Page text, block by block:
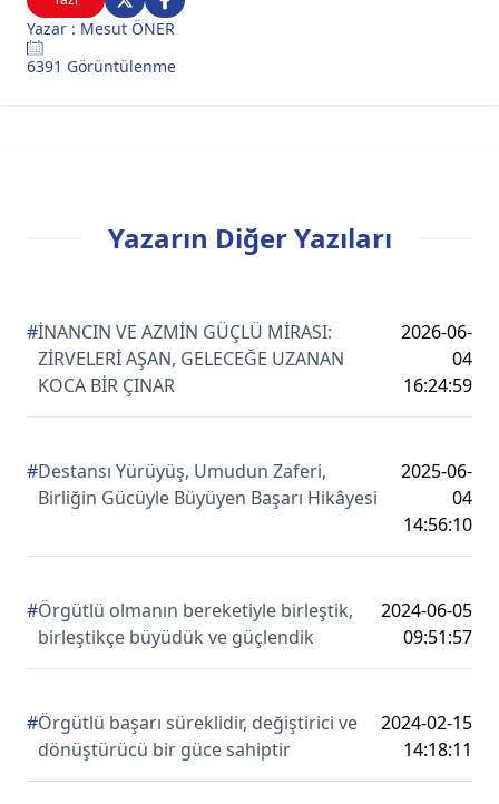
Yazar : Mesut ÖNER
6391 Görüntülenme
Yazarın Diğer Yazıları
#İNANCIN VE AZMİN GÜÇLÜ MİRASI:
ZİRVELERİ AŞAN, GELECEĞE UZANAN
KOCA BİR ÇINAR
2026-06-
04
16:24:59
#Destansı Yürüyüş, Umudun Zaferi,
Birliğin Gücüyle Büyüyen Başarı Hikâyesi
2025-06-
04
14:56:10
#Örgütlü olmanın bereketiyle birleştik,
birleştikçe büyüdük ve güçlendik
2024-06-05
09:51:57
#Örgütlü başarı süreklidir, değiştirici ve
dönüştürücü bir güce sahiptir
2024-02-15
14:18:11